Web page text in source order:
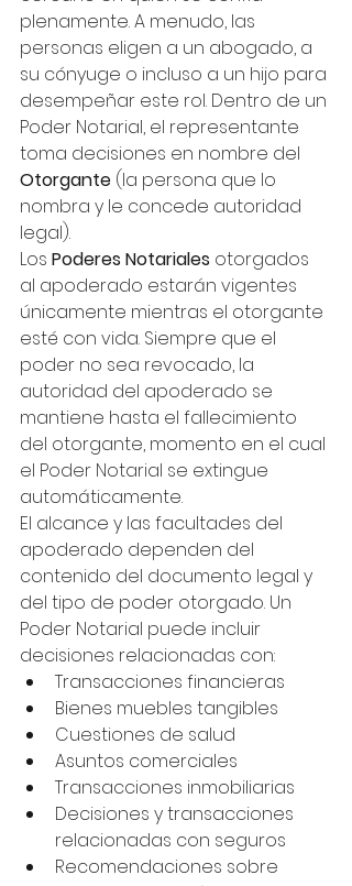
plenamente. A menudo, las
personas eligen a un abogado, a
su cónyuge o incluso a un hijo para
desempeñar este rol. Dentro de un
Poder Notarial, el representante
toma decisiones en nombre del
Otorgante (la persona que lo
nombra y le concede autoridad
legal).
Los Poderes Notariales otorgados
al apoderado estarán vigentes
únicamente mientras el otorgante
esté con vida. Siempre que el
poder no sea revocado, la
autoridad del apoderado se
mantiene hasta el fallecimiento
del otorgante, momento en el cual
el Poder Notarial se extingue
automáticamente.
El alcance y las facultades del
apoderado dependen del
contenido del documento legal y
del tipo de poder otorgado. Un
Poder Notarial puede incluir
decisiones relacionadas con:
Transacciones financieras
Bienes muebles tangibles
Cuestiones de salud
Asuntos comerciales
Transacciones inmobiliarias
Decisiones y transacciones
relacionadas con seguros
Recomendaciones sobre